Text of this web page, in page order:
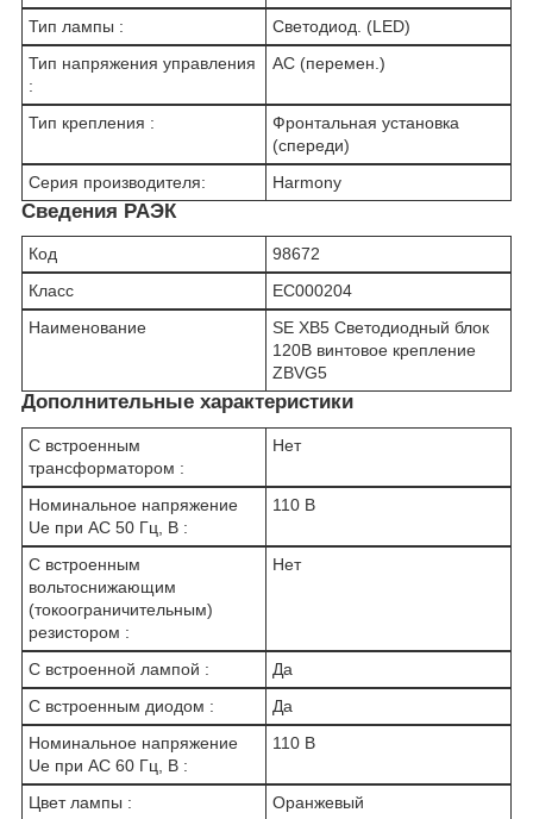
Тип лампы :
Светодиод. (LED)
Тип напряжения управления
:
AC (перемен.)
Тип крепления :
Фронтальная установка
(спереди)
Серия производителя:
Harmony
Сведения РАЭК
Код
98672
Класс
EC000204
Наименование
SE XB5 Светодиодный блок
120В винтовое крепление
ZBVG5
Дополнительные характеристики
С встроенным
трансформатором :
Нет
Номинальное напряжение
Ue при AC 50 Гц, В :
110 В
С встроенным
вольтоснижающим
(токоограничительным)
резистором :
Нет
С встроенной лампой :
Да
С встроенным диодом :
Да
Номинальное напряжение
Ue при AC 60 Гц, В :
110 В
Цвет лампы :
Оранжевый